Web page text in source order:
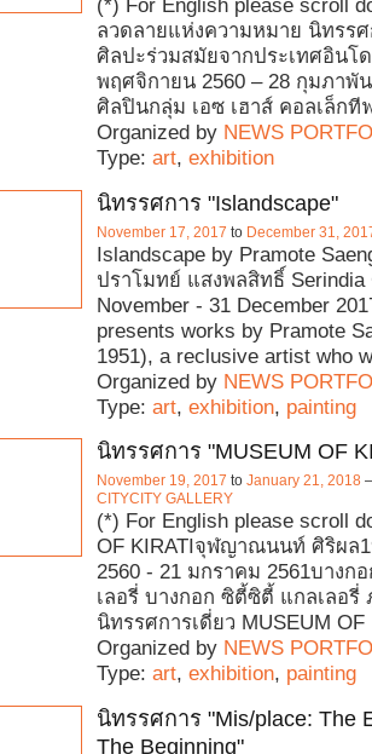
(*) For English please scroll
ลวดลายแห่งความหมาย นิทรร
ศิลปะร่วมสมัยจากประเทศอินโ
พฤศจิกายน 2560 – 28 กุมภาพั
ศิลปินกลุ่ม เอซ เฮาส์ คอลเล็กที
Organized by NEWS
Type: art, exhibition
นิทรรศการ "Islandscape"
November 17, 2017 to December 31,
Islandscape by Pramote
ปราโมทย์ แสงพลสิทธิ์ Serindia
November - 31 December
presents works by Pramote
1951), a reclusive artist who
Organized by NEWS
Type: art, exhibition, painting
นิทรรศการ "MUSEUM OF
November 19, 2017 to January 21, 2018
CITYCITY GALLERY
(*) For English please scroll
OF KIRATIจุฬญาณนนท์ ศิริผล
2560 - 21 มกราคม 2561บางก
เลอรี่ บางกอก ซิตี้ซิตี้ แกลเลอรี่
นิทรรศการเดี่ยว MUSEUM OF
Organized by NEWS
Type: art, exhibition, painting
นิทรรศการ "Mis/place: The
The Beginning"